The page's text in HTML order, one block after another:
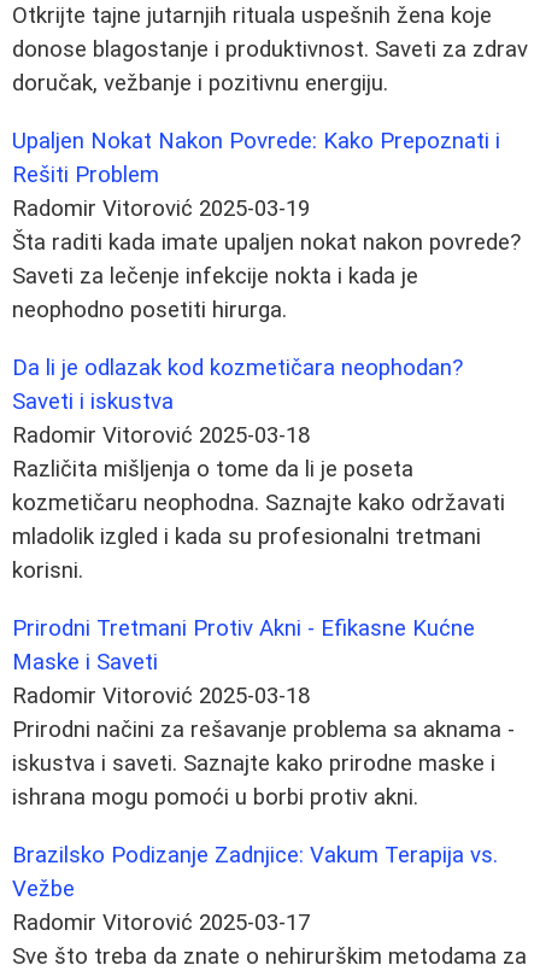
Otkrijte tajne jutarnjih rituala uspešnih žena koje
donose blagostanje i produktivnost. Saveti za zdrav
doručak, vežbanje i pozitivnu energiju.
Upaljen Nokat Nakon Povrede: Kako Prepoznati i
Rešiti Problem
Radomir Vitorović 2025-03-19
Šta raditi kada imate upaljen nokat nakon povrede?
Saveti za lečenje infekcije nokta i kada je
neophodno posetiti hirurga.
Da li je odlazak kod kozmetičara neophodan?
Saveti i iskustva
Radomir Vitorović 2025-03-18
Različita mišljenja o tome da li je poseta
kozmetičaru neophodna. Saznajte kako održavati
mladolik izgled i kada su profesionalni tretmani
korisni.
Prirodni Tretmani Protiv Akni - Efikasne Kućne
Maske i Saveti
Radomir Vitorović 2025-03-18
Prirodni načini za rešavanje problema sa aknama -
iskustva i saveti. Saznajte kako prirodne maske i
ishrana mogu pomoći u borbi protiv akni.
Brazilsko Podizanje Zadnjice: Vakum Terapija vs.
Vežbe
Radomir Vitorović 2025-03-17
Sve što treba da znate o nehirurškim metodama za